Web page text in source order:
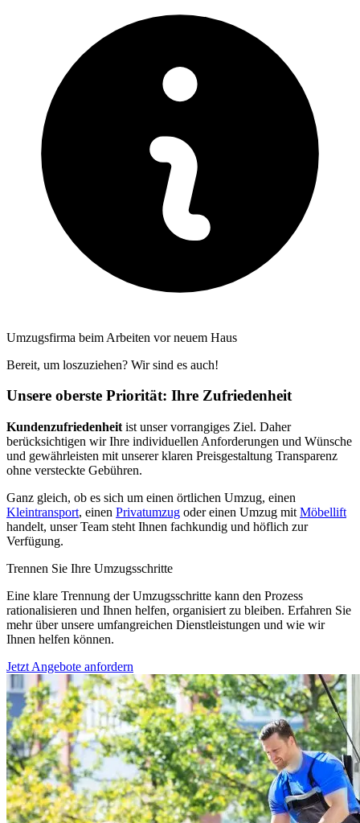
Umzugsfirma beim Arbeiten vor neuem Haus
Bereit, um loszuziehen? Wir sind es auch!
Unsere oberste Priorität: Ihre Zufriedenheit
Kundenzufriedenheit ist unser vorrangiges Ziel. Daher
berücksichtigen wir Ihre individuellen Anforderungen und Wünsche
und gewährleisten mit unserer klaren Preisgestaltung Transparenz
ohne versteckte Gebühren.
Ganz gleich, ob es sich um einen örtlichen Umzug, einen
Kleintransport, einen Privatumzug oder einen Umzug mit Möbellift
handelt, unser Team steht Ihnen fachkundig und höflich zur
Verfügung.
Trennen Sie Ihre Umzugsschritte
Eine klare Trennung der Umzugsschritte kann den Prozess
rationalisieren und Ihnen helfen, organisiert zu bleiben. Erfahren Sie
mehr über unsere umfangreichen Dienstleistungen und wie wir
Ihnen helfen können.
Jetzt Angebote anfordern